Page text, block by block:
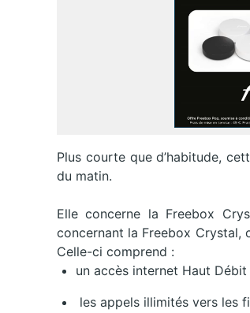
Plus courte que d’habitude,
du matin.
Elle concerne la Freebox
concernant la Freebox Crystal,
Celle-ci comprend :
un accès internet Haut
les appels illimités vers les